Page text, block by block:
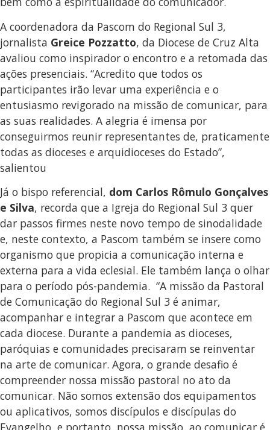
A coordenadora da Pascom do Regional Sul 3,
jornalista Greice Pozzatto, da Diocese de Cruz Alta
avaliou como inspirador o encontro e a retomada das
ações presenciais. “Acredito que todos os
participantes irão levar uma experiência e o
entusiasmo revigorado na missão de comunicar, para
as suas realidades. A alegria é imensa por
conseguirmos reunir representantes de, praticamente
todas as dioceses e arquidioceses do Estado”,
salientou
Já o bispo referencial, dom Carlos Rômulo Gonçalves
e Silva, recorda que a Igreja do Regional Sul 3 quer
dar passos firmes neste novo tempo de sinodalidade
e, neste contexto, a Pascom também se insere como
organismo que propicia a comunicação interna e
externa para a vida eclesial. Ele também lança o olhar
para o período pós-pandemia. “A missão da Pastoral
de Comunicação do Regional Sul 3 é animar,
acompanhar e integrar a Pascom que acontece em
cada diocese. Durante a pandemia as dioceses,
paróquias e comunidades precisaram se reinventar
na arte de comunicar. Agora, o grande desafio é
compreender nossa missão pastoral no ato da
comunicar. Não somos extensão dos equipamentos
ou aplicativos, somos discípulos e discípulas do
Evangelho, e portanto, nossa missão, ao comunicar é